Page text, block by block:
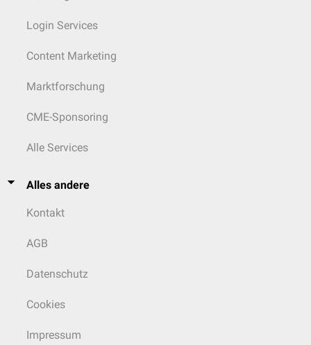
Login Services
Content Marketing
Marktforschung
CME-Sponsoring
Alle Services
Alles andere
Kontakt
AGB
Datenschutz
Cookies
Impressum